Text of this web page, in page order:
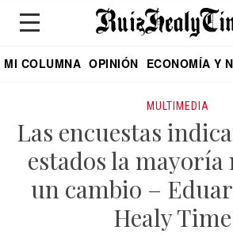
MI COLUMNA OPINIÓN ECONOMÍA Y
MULTIMEDIA
Las encuestas
estados la mayoría
un cambio –
Healy